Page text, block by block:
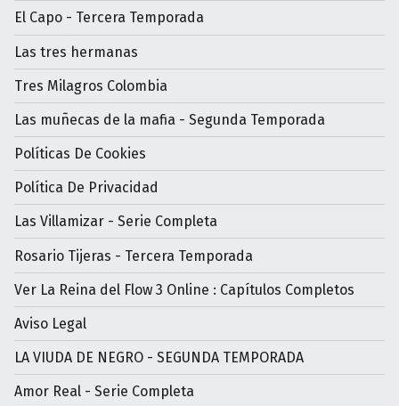
El Capo - Tercera Temporada
Las tres hermanas
Tres Milagros Colombia
Las muñecas de la mafia - Segunda Temporada
Políticas De Cookies
Política De Privacidad
Las Villamizar - Serie Completa
Rosario Tijeras - Tercera Temporada
Ver La Reina del Flow 3 Online : Capítulos Completos
Aviso Legal
LA VIUDA DE NEGRO - SEGUNDA TEMPORADA
Amor Real - Serie Completa